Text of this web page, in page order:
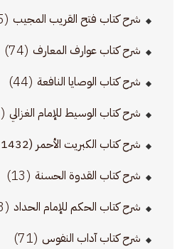
شرح كتاب فتح القريب المجيب (25)
شرح كتاب عوارف المعارف (74)
شرح كتاب الوصايا النافعة (44)
شرح كتاب الوسيط للإمام الغزالي (7)
شرح كتاب الكبريت الأحمر (1432 هجري)
شرح كتاب القدوة الحسنة (13)
شرح كتاب الحكم للإمام الحداد (3)
شرح كتاب آداب النفوس (71)